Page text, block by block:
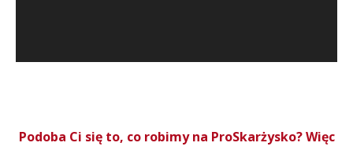
Podoba Ci się to, co robimy na ProSkarżysko? Więc